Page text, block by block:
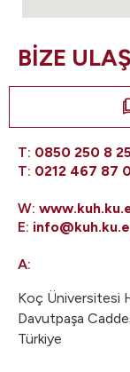
BİZE
T: 0850 250 8
T: 0212 467 87
W:
E:
A:
Koç Üniversitesi
Davutpaşa
Türkiye